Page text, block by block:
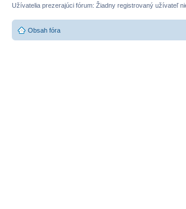
Užívatelia prezerajúci fórum: Žiadny registrovaný užívateľ
Obsah fóra